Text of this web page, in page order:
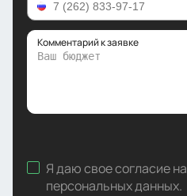
Комментарий к заявке
Я даю свое согласие на
персональных данных.